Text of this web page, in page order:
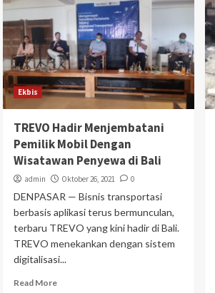
Ekbis
TREVO Hadir Menjembatani
Pemilik Mobil Dengan
Wisatawan Penyewa di Bali
admin Oktober 26, 2021 0
DENPASAR — Bisnis transportasi
berbasis aplikasi terus bermunculan,
terbaru TREVO yang kini hadir di Bali.
TREVO menekankan dengan sistem
digitalisasi...
Read More